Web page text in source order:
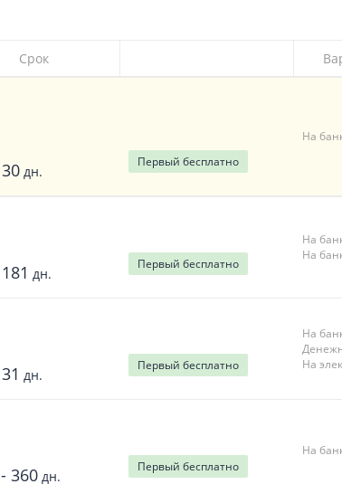
Срок
30 дн.
Первый бесплатно
На
181 дн.
Первый бесплатно
На
На
31 дн.
Первый бесплатно
На
На
- 360 дн.
Первый бесплатно
На